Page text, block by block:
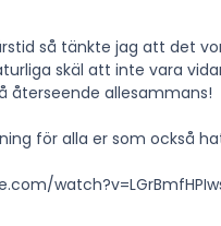
så tänkte jag att det
skäl att inte vara
återseende allesammans!
för alla er som också